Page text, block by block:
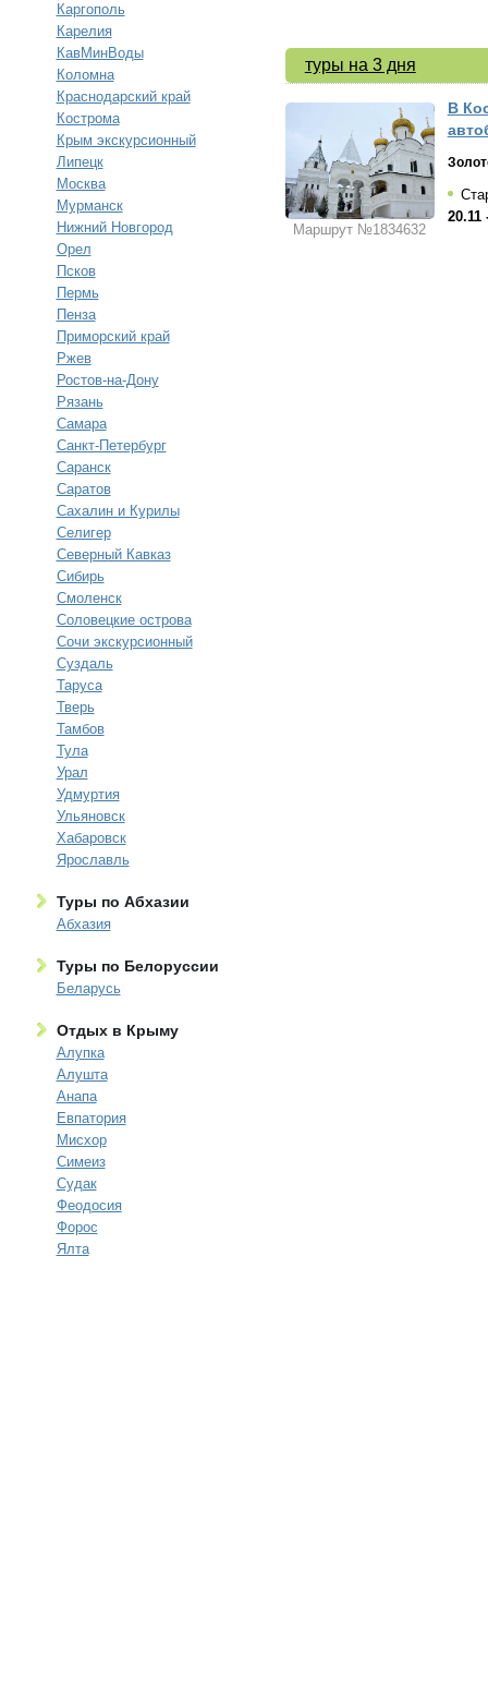
Каргополь
Карелия
КавМинВоды
Коломна
Краснодарский край
Кострома
Крым экскурсионный
Липецк
Москва
Мурманск
Нижний Новгород
Орел
Псков
Пермь
Пенза
Приморский край
Ржев
Ростов-на-Дону
Рязань
Самара
Санкт-Петербург
Саранск
Саратов
Сахалин и Курилы
Селигер
Северный Кавказ
Сибирь
Смоленск
Соловецкие острова
Сочи экскурсионный
Суздаль
Таруса
Тверь
Тамбов
Тула
Урал
Удмуртия
Ульяновск
Хабаровск
Ярославль
Туры по Абхазии
Абхазия
Туры по Белоруссии
Беларусь
Отдых в Крыму
Алупка
Алушта
Анапа
Евпатория
Мисхор
Симеиз
Судак
Феодосия
Форос
Ялта
туры на 3 дня
Маршрут №1834632
В
20.11